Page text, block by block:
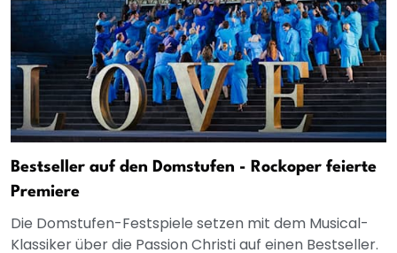
Bestseller auf den Domstufen - Rockoper feierte
Premiere
Die Domstufen-Festspiele setzen mit dem Musical-
Klassiker über die Passion Christi auf einen Bestseller.